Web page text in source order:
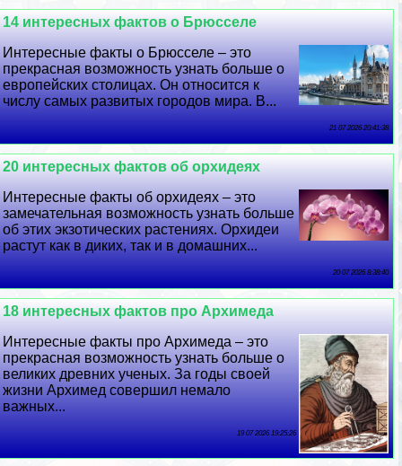
14 интересных фактов о Брюсселе
Интересные факты о Брюсселе – это
прекрасная возможность узнать больше о
европейских столицах. Он относится к
числу самых развитых городов мира. В...
21 07 2026 20:41:38
20 интересных фактов об орхидеях
Интересные факты об орхидеях – это
замечательная возможность узнать больше
об этих экзотических растениях. Орхидеи
растут как в диких, так и в домашних...
20 07 2026 8:38:40
18 интересных фактов про Архимеда
Интересные факты про Архимеда – это
прекрасная возможность узнать больше о
великих древних ученых. За годы своей
жизни Архимед совершил немало
важных...
19 07 2026 19:25:26